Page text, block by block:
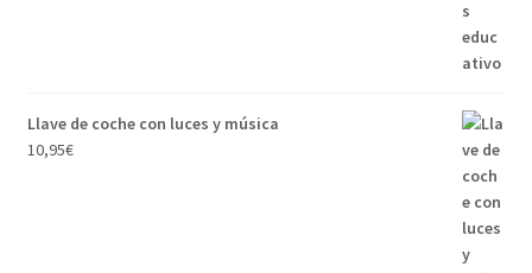
Llave de coche con luces y música
10,95€